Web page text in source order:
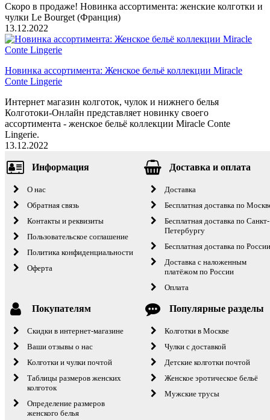
Скоро в продаже! Новинка ассортимента: женские колготки и
чулки Le Bourget (Франция)
13.12.2022
Новинка ассортимента: Женское бельё коллекции Miracle
Conte Lingerie
Интернет магазин колготок, чулок и нижнего белья
Колготоки-Онлайн представляет новинку своего
ассортимента - женское бельё коллекции Miracle Conte
Lingerie.
13.12.2022
Информация
О нас
Обратная связь
Контакты и реквизиты
Пользовательское соглашение
Политика конфиденциальности
Оферта
Доставка и оплата
Доставка
Бесплатная доставка по
Бесплатная доставка по Санкт-
Петербургу
Бесплатная доставка по
Доставка с наложенным
платёжом по России
Оплата
Покупателям
Скидки в интернет-магазине
Ваши отзывы о нас
Колготки и чулки почтой
Таблицы размеров женских
колготок
Определение размеров
женского белья
Популярные разделы
Колготки в Москве
Чулки с доставкой
Детские колготки почтой
Женское эротическое бельё
Мужские трусы